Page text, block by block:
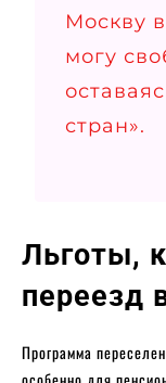
Москву
могу
стран».
Льготы,
переезд
Программа